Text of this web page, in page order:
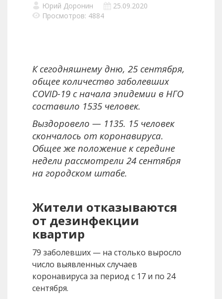
Юрий Доронин
25.09.2020
Просмотров: 4884
К сегодняшнему дню, 25 сентября,
общее количество заболевших
COVID-19 с начала эпидемии в НГО
составило 1535 человек.
Выздоровело — 1135. 15 человек
скончалось от коронавируса.
Общее же положение к середине
недели рассмотрели 24 сентября
на городском штабе.
Жители отказываются
от дезинфекции
квартир
79 заболевших — на столько выросло
число выявленных случаев
коронавируса за период с 17 и по 24
сентября.